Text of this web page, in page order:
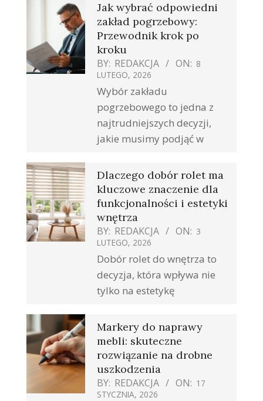
Jak wybrać odpowiedni
zakład pogrzebowy:
Przewodnik krok po
kroku
BY: REDAKCJA ON: 8
LUTEGO, 2026
Wybór zakładu
pogrzebowego to jedna z
najtrudniejszych decyzji,
jakie musimy podjąć w
Dlaczego dobór rolet ma
kluczowe znaczenie dla
funkcjonalności i estetyki
wnętrza
BY: REDAKCJA ON: 3
LUTEGO, 2026
Dobór rolet do wnętrza to
decyzja, która wpływa nie
tylko na estetykę
Markery do naprawy
mebli: skuteczne
rozwiązanie na drobne
uszkodzenia
BY: REDAKCJA ON: 17
STYCZNIA, 2026